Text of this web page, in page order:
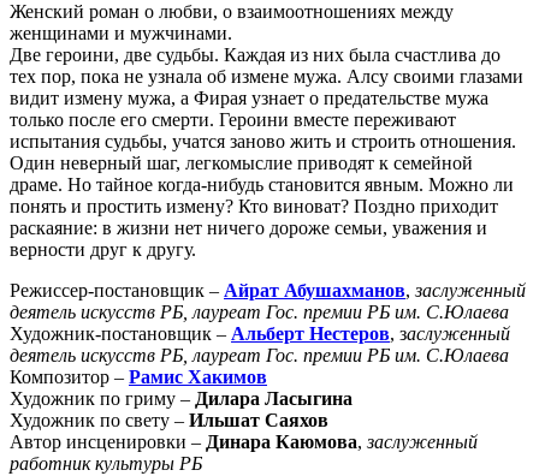
Женский роман о любви, о взаимоотношениях между
женщинами и мужчинами.
Две героини, две судьбы. Каждая из них была счастлива до
тех пор, пока не узнала об измене мужа. Алсу своими глазами
видит измену мужа, а Фирая узнает о предательстве мужа
только после его смерти. Героини вместе переживают
испытания судьбы, учатся заново жить и строить отношения.
Один неверный шаг, легкомыслие приводят к семейной
драме. Но тайное когда-нибудь становится явным. Можно ли
понять и простить измену? Кто виноват? Поздно приходит
раскаяние: в жизни нет ничего дороже семьи, уважения и
верности друг к другу.
Режиссер-постановщик – Айрат Абушахманов,заслуженный
деятель искусств РБ, лауреат Гос. премии РБ им. С.Юлаева
Художник-постановщик – Альберт Нестеров, заслуженный
деятель искусств РБ, лауреат Гос. премии РБ им. С.Юлаева
Композитор – Рамис Хакимов
Художник по гриму – Дилара Ласыгина
Художник по свету – Ильшат Саяхов
Автор инсценировки – Динара Каюмова,заслуженный
работник культуры РБ